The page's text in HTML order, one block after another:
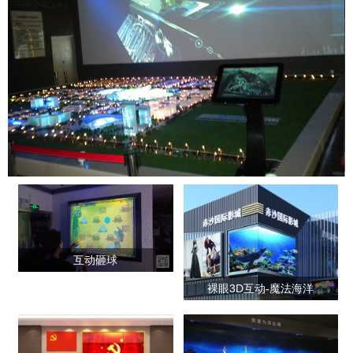
互动砸球
裸眼3D互动-魔法海洋